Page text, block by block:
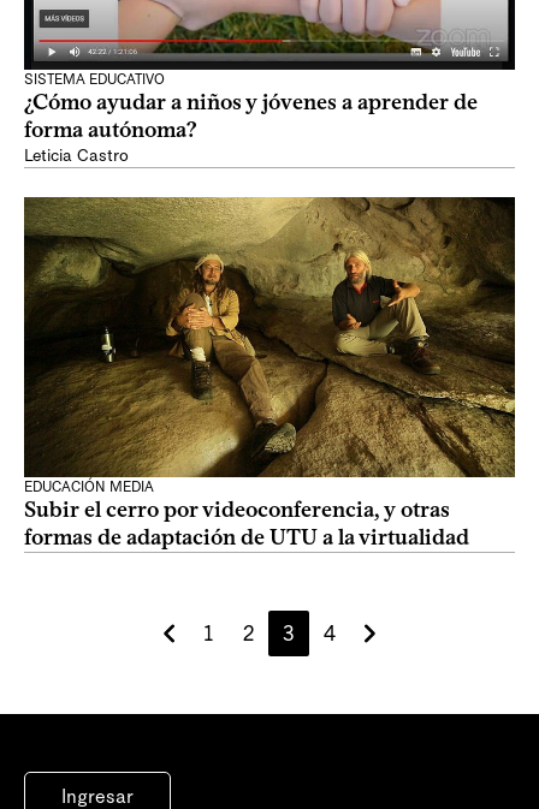
SISTEMA EDUCATIVO
¿Cómo ayudar a niños y jóvenes a aprender de
forma autónoma?
Leticia Castro
EDUCACIÓN MEDIA
Subir el cerro por videoconferencia, y otras
formas de adaptación de UTU a la virtualidad
1 2 3 4
Ingresar